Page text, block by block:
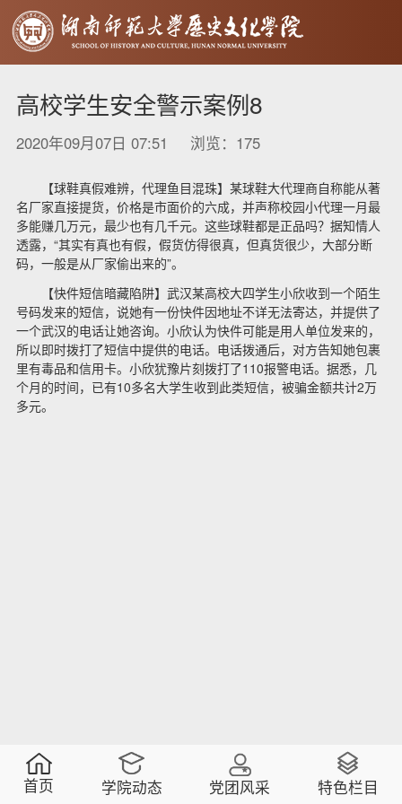
高校学生安全警示案例8
2020年09月07日 07:51 浏览： 175
【球鞋真假难辨，代理鱼目混珠】某球鞋大代理商自称能从著
名厂家直接提货，价格是市面价的六成，并声称校园小代理一月最
多能赚几万元，最少也有几千元。这些球鞋都是正品吗？据知情人
透露，“其实有真也有假，假货仿得很真，但真货很少，大部分断
码，一般是从厂家偷出来的”。
【快件短信暗藏陷阱】武汉某高校大四学生小欣收到一个陌生
号码发来的短信，说她有一份快件因地址不详无法寄达，并提供了
一个武汉的电话让她咨询。小欣认为快件可能是用人单位发来的，
所以即时拨打了短信中提供的电话。电话拨通后，对方告知她包裹
里有毒品和信用卡。小欣犹豫片刻拨打了110报警电话。据悉，几
个月的时间，已有10多名大学生收到此类短信，被骗金额共计2万
多元。
首页 学院动态 党团风采 特色栏目